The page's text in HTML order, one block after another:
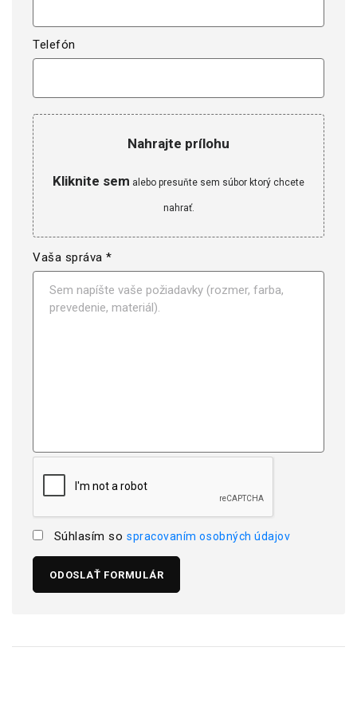
Telefón
Nahrajte prílohu
Kliknite sem alebo presuňte sem súbor ktorý chcete
nahrať.
Vaša správa *
Súhlasím sospracovaním osobných údajov
ODOSLAŤ FORMULÁR